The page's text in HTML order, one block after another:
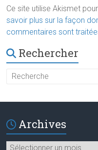
Ce site utilise Akismet
savoir plus sur la façon
commentaires sont
Rechercher
Archives
Archives